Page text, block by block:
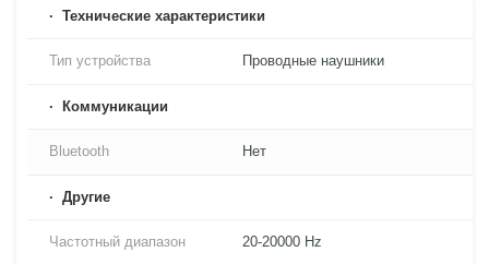
Технические характеристики
Тип устройства Проводные наушники
Коммуникации
Bluetooth Нет
Другие
Частотный диапазон 20-20000 Hz